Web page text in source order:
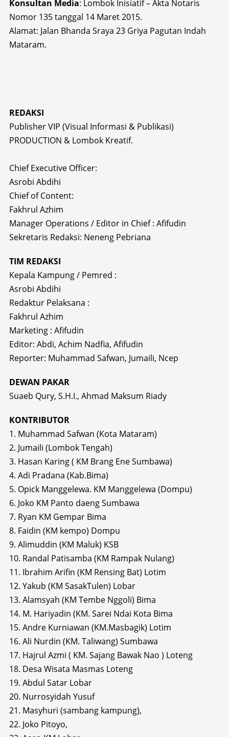
Konsultan Media: Lombok Inisiatif – Akta Notaris
Nomor 135 tanggal 14 Maret 2015.
Alamat: Jalan Bhanda Sraya 23 Griya Pagutan Indah
Mataram.
REDAKSI
Publisher VIP (Visual Informasi & Publikasi)
PRODUCTION & Lombok Kreatif.
Chief Executive Officer:
Asrobi Abdihi
Chief of Content:
Fakhrul Azhim
Manager Operations / Editor in Chief : Afifudin
Sekretaris Redaksi: Neneng Pebriana
TIM REDAKSI
Kepala Kampung / Pemred :
Asrobi Abdihi
Redaktur Pelaksana :
Fakhrul Azhim
Marketing : Afifudin
Editor: Abdi, Achim Nadfia, Afifudin
Reporter: Muhammad Safwan, Jumaili, Ncep
DEWAN PAKAR
Suaeb Qury, S.H.I., Ahmad Maksum Riady
KONTRIBUTOR
1. Muhammad Safwan (Kota Mataram)
2. Jumaili (Lombok Tengah)
3. Hasan Karing ( KM Brang Ene Sumbawa)
4. Adi Pradana (Kab.Bima)
5. Opick Manggelewa. KM Manggelewa (Dompu)
6. Joko KM Panto daeng Sumbawa
7. Ryan KM Gempar Bima
8. Faidin (KM kempo) Dompu
9. Alimuddin (KM Maluk) KSB
10. Randal Patisamba (KM Rampak Nulang)
11. Ibrahim Arifin (KM Rensing Bat) Lotim
12. Yakub (KM SasakTulen) Lobar
13. Alamsyah (KM Tembe Nggoli) Bima
14. M. Hariyadin (KM. Sarei Ndai Kota Bima
15. Andre Kurniawan (KM.Masbagik) Lotim
16. Ali Nurdin (KM. Taliwang) Sumbawa
17. Hajrul Azmi ( KM. Sajang Bawak Nao ) Loteng
18. Desa Wisata Masmas Loteng
19. Abdul Satar Lobar
20. Nurrosyidah Yusuf
21. Masyhuri (sambang kampung),
22. Joko Pitoyo,